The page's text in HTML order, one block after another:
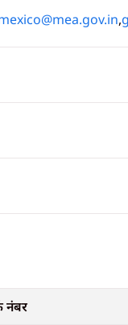
,
नंबर